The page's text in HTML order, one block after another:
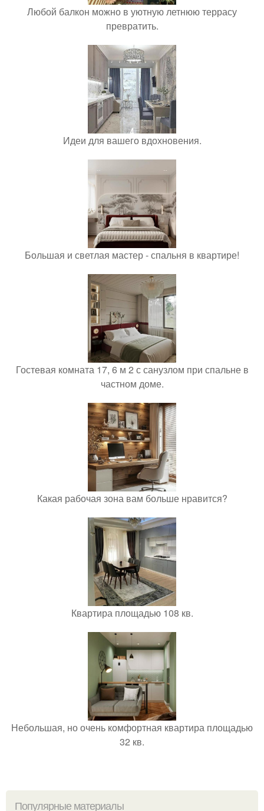
Любой балкон можно в уютную летнюю террасу
превратить.
Идеи для вашего вдохновения.
Большая и светлая мастер - спальня в квартире!
Гостевая комната 17, 6 м 2 с санузлом при спальне в
частном доме.
Какая рабочая зона вам больше нравится?
Квартира площадью 108 кв.
Небольшая, но очень комфортная квартира площадью
32 кв.
Популярные материалы